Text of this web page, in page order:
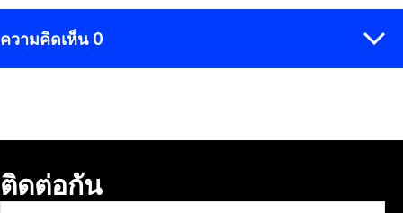
ความคิดเห็น 0
ติดต่อกัน